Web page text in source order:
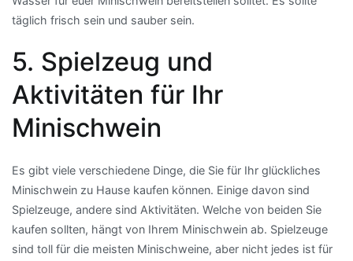
täglich frisch sein und sauber sein.
5. Spielzeug und
Aktivitäten für Ihr
Minischwein
Es gibt viele verschiedene Dinge, die Sie für Ihr glückliches
Minischwein zu Hause kaufen können. Einige davon sind
Spielzeuge, andere sind Aktivitäten. Welche von beiden Sie
kaufen sollten, hängt von Ihrem Minischwein ab. Spielzeuge
sind toll für die meisten Minischweine, aber nicht jedes ist für